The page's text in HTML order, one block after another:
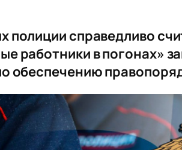
полиции справедливо
работники в погонах»
обеспечению